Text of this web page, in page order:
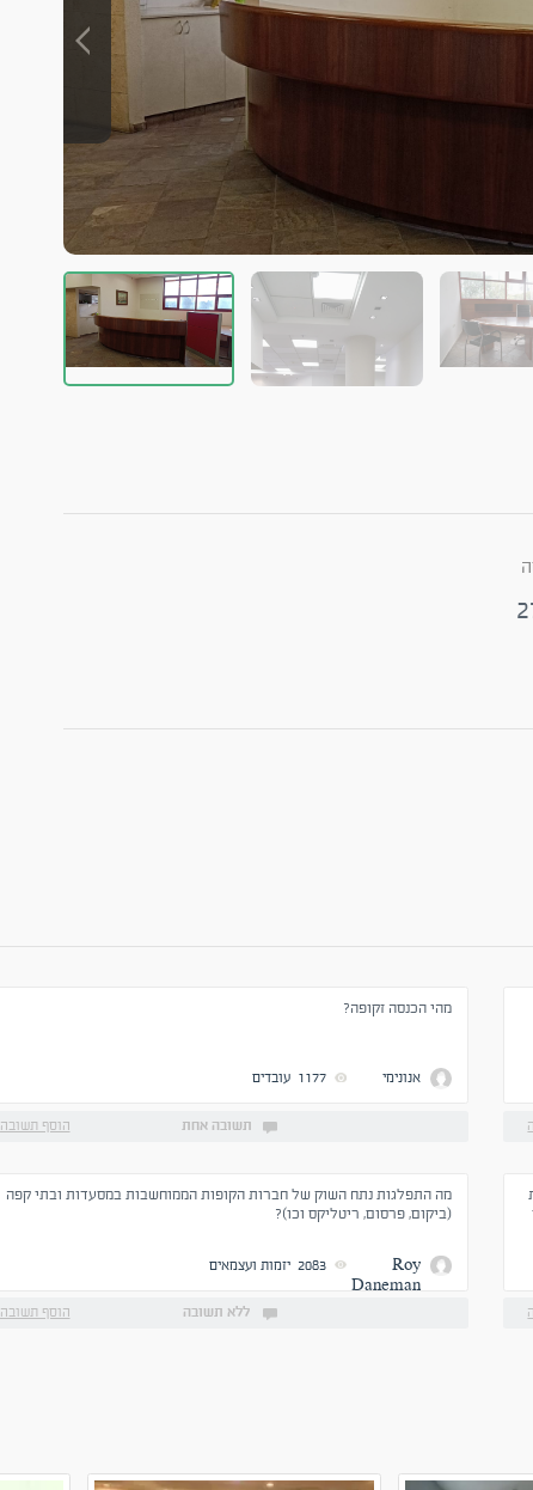
מהי הכנסה זקופה?
אנונימי 1177 עובדים
תשובה אחת הוסף תשובה
מה התפלגות נתח השוק של חברות הקופות הממוחשבות במסעדות ובתי קפה
(ביקום, פרסום, ריטליקס וכו)?
Roy
Daneman
2083 יזמות ועצמאים
ללא תשובה הוסף תשובה